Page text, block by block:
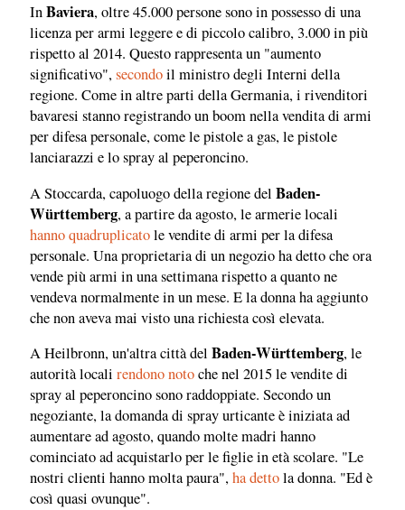
InBaviera, oltre 45.000 persone sono in possesso di una
licenza per armi leggere e di piccolo calibro, 3.000 in più
rispetto al 2014. Questo rappresenta un "aumento
significativo",secondoil ministro degli Interni della
regione. Come in altre parti della Germania, i rivenditori
bavaresi stanno registrando un boom nella vendita di armi
per difesa personale, come le pistole a gas, le pistole
lanciarazzi e lo spray al peperoncino.
A Stoccarda, capoluogo della regione del Baden-
Württemberg, a partire da agosto, le armerie locali
hanno quadruplicatole vendite di armi per la difesa
personale. Una proprietaria di un negozio ha detto che ora
vende più armi in una settimana rispetto a quanto ne
vendeva normalmente in un mese. E la donna ha aggiunto
che non aveva mai visto una richiesta così elevata.
A Heilbronn, un'altra città del Baden-Württemberg, le
autorità locali rendono notoche nel 2015 le vendite di
spray al peperoncino sono raddoppiate. Secondo un
negoziante, la domanda di spray urticante è iniziata ad
aumentare ad agosto, quando molte madri hanno
cominciato ad acquistarlo per le figlie in età scolare. "Le
nostri clienti hanno molta paura",ha dettola donna. "Ed è
così quasi ovunque".